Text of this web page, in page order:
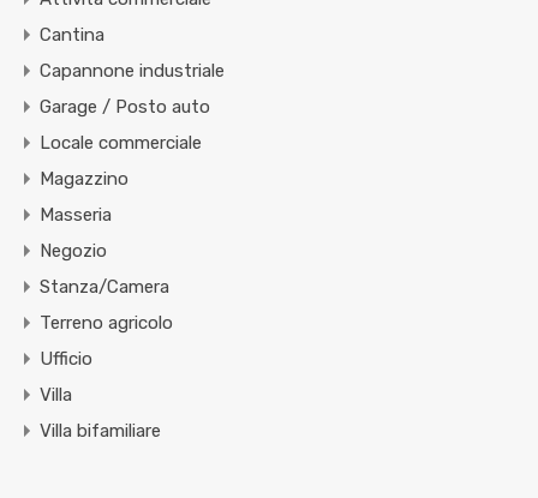
Cantina
Capannone industriale
Garage / Posto auto
Locale commerciale
Magazzino
Masseria
Negozio
Stanza/Camera
Terreno agricolo
Ufficio
Villa
Villa bifamiliare